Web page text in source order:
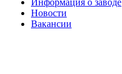
Информация о заводе
Новости
Вакансии